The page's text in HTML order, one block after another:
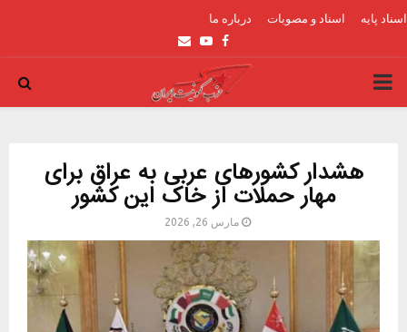
اسناد پایه اسناد و مصوبات درباره ما
Facebook
Youtube
Email
PRIMARY
هشدار کشورهای عربی به عراق برای
مهار حملات از خاک این کشور
مارس 26, 2026